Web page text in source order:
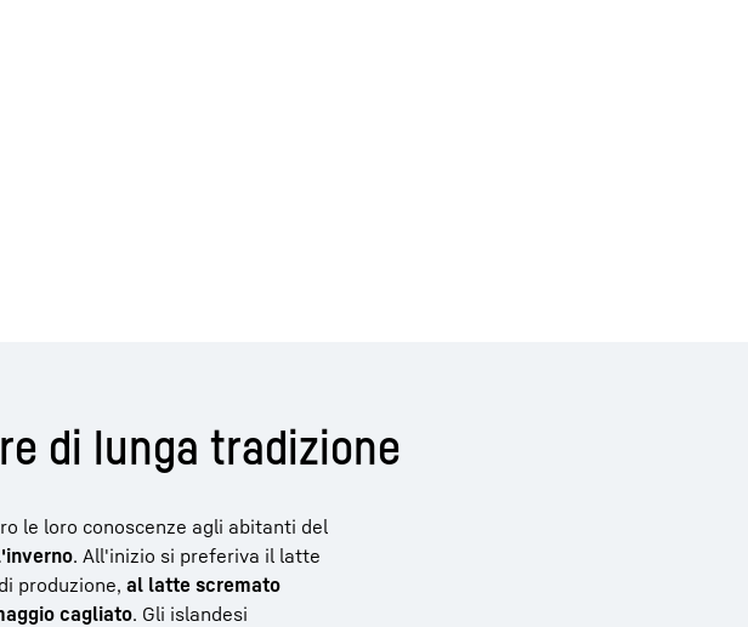
di lunga tradizione
le loro conoscenze agli abitanti del
. All'inizio si preferiva il latte
produzione, al latte scremato
cagliato. Gli islandesi